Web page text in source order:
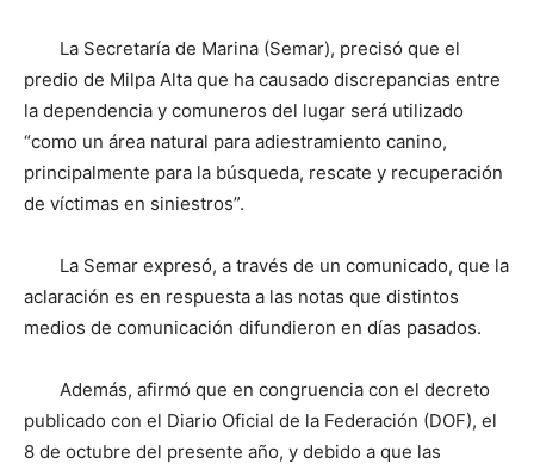
La Secretaría de Marina (Semar), precisó que el
predio de Milpa Alta que ha causado discrepancias entre
la dependencia y comuneros del lugar será utilizado
“como un área natural para adiestramiento canino,
principalmente para la búsqueda, rescate y recuperación
de víctimas en siniestros”.
La Semar expresó, a través de un comunicado, que la
aclaración es en respuesta a las notas que distintos
medios de comunicación difundieron en días pasados.
Además, afirmó que en congruencia con el decreto
publicado con el Diario Oficial de la Federación (DOF), el
8 de octubre del presente año, y debido a que las